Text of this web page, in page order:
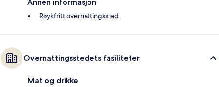
Annen informasjon
Røykfritt overnattingssted
Overnattingsstedets fasiliteter
Mat og drikke